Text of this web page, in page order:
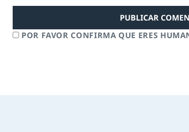
POR FAVOR CONFIRMA QUE ERES